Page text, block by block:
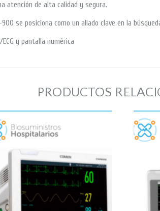
atención de alta calidad y segura.
se posiciona como un aliado clave en la
y pantalla numérica
PRODUCTOS